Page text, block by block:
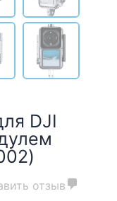
DJI
отзыв